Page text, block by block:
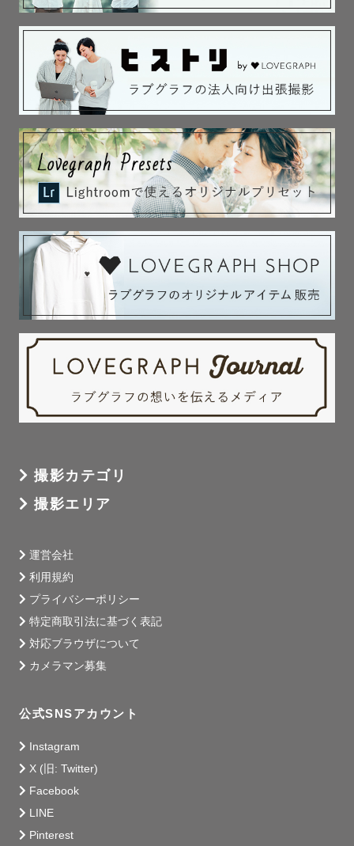
撮影カテゴリ
撮影エリア
運営会社
利用規約
プライバシーポリシー
特定商取引法に基づく表記
対応ブラウザについて
カメラマン募集
公式SNSアカウント
Instagram
X (旧: Twitter)
Facebook
LINE
Pinterest